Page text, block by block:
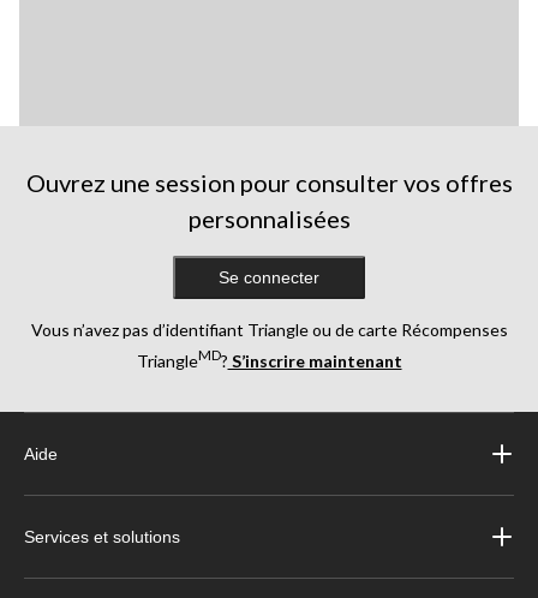
Ouvrez une session pour consulter vos offres
personnalisées
Se connecter
Vous n’avez pas d’identifiant Triangle ou de carte Récompenses
TriangleMD? S’inscrire maintenant
Aide
Services et solutions